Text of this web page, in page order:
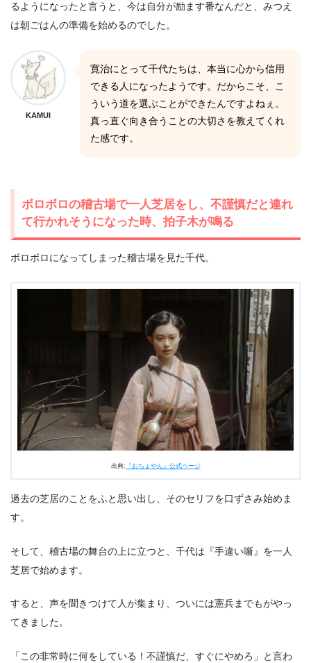
るようになったと言うと、今は自分が励ます番なんだと、みつえ
は朝ごはんの準備を始めるのでした。
KAMUI
寛治にとって千代たちは、本当に心から信用
できる人になったようです。だからこそ、こ
ういう道を選ぶことができたんですよねぇ。
真っ直ぐ向き合うことの大切さを教えてくれ
た感です。
ボロボロの稽古場で一人芝居をし、不謹慎だと連れ
て行かれそうになった時、拍子木が鳴る
ボロボロになってしまった稽古場を見た千代。
出典: 『おちょやん』公式ページ
過去の芝居のことをふと思い出し、そのセリフを口ずさみ始めま
す。
そして、稽古場の舞台の上に立つと、千代は『手違い噺』を一人
芝居で始めます。
すると、声を聞きつけて人が集まり、ついには憲兵までもがやっ
てきました。
「この非常時に何をしている！不謹慎だ、すぐにやめろ」と言わ